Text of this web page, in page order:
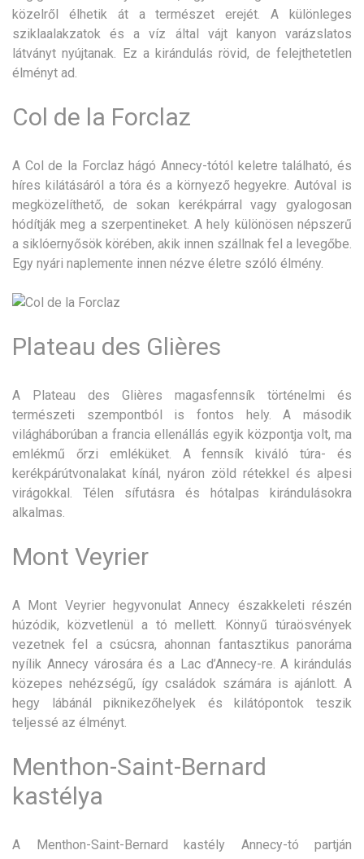
közelről élhetik át a természet erejét. A különleges
sziklaalakzatok és a víz által vájt kanyon varázslatos
látványt nyújtanak. Ez a kirándulás rövid, de felejthetetlen
élményt ad.
Col de la Forclaz
A Col de la Forclaz hágó Annecy-tótól keletre található, és
híres kilátásáról a tóra és a környező hegyekre. Autóval is
megközelíthető, de sokan kerékpárral vagy gyalogosan
hódítják meg a szerpentineket. A hely különösen népszerű
a siklóernyősök körében, akik innen szállnak fel a levegőbe.
Egy nyári naplemente innen nézve életre szóló élmény.
Plateau des Glières
A Plateau des Glières magasfennsík történelmi és
természeti szempontból is fontos hely. A második
világháborúban a francia ellenállás egyik központja volt, ma
emlékmű őrzi emléküket. A fennsík kiváló túra- és
kerékpárútvonalakat kínál, nyáron zöld rétekkel és alpesi
virágokkal. Télen sífutásra és hótalpas kirándulásokra
alkalmas.
Mont Veyrier
A Mont Veyrier hegyvonulat Annecy északkeleti részén
húzódik, közvetlenül a tó mellett. Könnyű túraösvények
vezetnek fel a csúcsra, ahonnan fantasztikus panoráma
nyílik Annecy városára és a Lac d’Annecy-re. A kirándulás
közepes nehézségű, így családok számára is ajánlott. A
hegy lábánál piknikezőhelyek és kilátópontok teszik
teljessé az élményt.
Menthon-Saint-Bernard
kastélya
A Menthon-Saint-Bernard kastély Annecy-tó partján